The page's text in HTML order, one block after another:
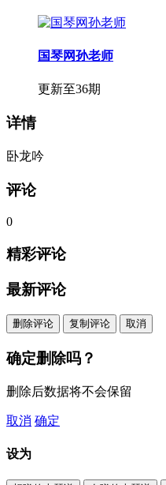
国琴网孙老师
更新至36期
详情
卧龙吟
评论
0
精彩评论
最新评论
删除评论 复制评论 取消
确定删除吗？
删除后数据将不会保留
取消 确定
设为